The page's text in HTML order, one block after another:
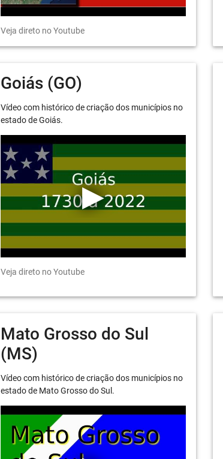
Veja direto no Youtube
Goiás (GO)
Vídeo com histórico de criação dos municípios no
estado de Goiás.
Veja direto no Youtube
Mato Grosso do Sul
(MS)
Vídeo com histórico de criação dos municípios no
estado de Mato Grosso do Sul.